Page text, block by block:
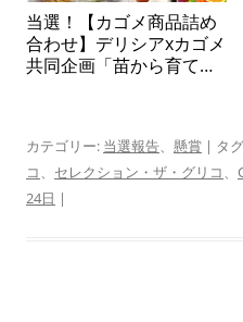
当選！【カゴメ商品詰め
合わせ】デリシアxカゴメ
共同企画「苗から育てて
カテゴリー: 当選報告、 懸賞 | タ
コ、 セレクション・ザ・グリコ、
24日 |